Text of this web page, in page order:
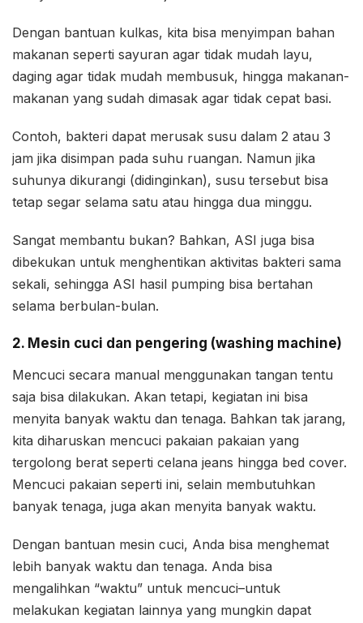
Dengan bantuan kulkas, kita bisa menyimpan bahan
makanan seperti sayuran agar tidak mudah layu,
daging agar tidak mudah membusuk, hingga makanan-
makanan yang sudah dimasak agar tidak cepat basi.
Contoh, bakteri dapat merusak susu dalam 2 atau 3
jam jika disimpan pada suhu ruangan. Namun jika
suhunya dikurangi (didinginkan), susu tersebut bisa
tetap segar selama satu atau hingga dua minggu.
Sangat membantu bukan? Bahkan, ASI juga bisa
dibekukan untuk menghentikan aktivitas bakteri sama
sekali, sehingga ASI hasil pumping bisa bertahan
selama berbulan-bulan.
2. Mesin cuci dan pengering (washing machine)
Mencuci secara manual menggunakan tangan tentu
saja bisa dilakukan. Akan tetapi, kegiatan ini bisa
menyita banyak waktu dan tenaga. Bahkan tak jarang,
kita diharuskan mencuci pakaian pakaian yang
tergolong berat seperti celana jeans hingga bed cover.
Mencuci pakaian seperti ini, selain membutuhkan
banyak tenaga, juga akan menyita banyak waktu.
Dengan bantuan mesin cuci, Anda bisa menghemat
lebih banyak waktu dan tenaga. Anda bisa
mengalihkan “waktu” untuk mencuci–untuk
melakukan kegiatan lainnya yang mungkin dapat